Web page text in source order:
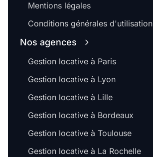
Mentions légales
Conditions générales d'utilisation
Nos agences
Gestion locative à Paris
Gestion locative à Lyon
Gestion locative à Lille
Gestion locative à Bordeaux
Gestion locative à Toulouse
Gestion locative à La Rochelle